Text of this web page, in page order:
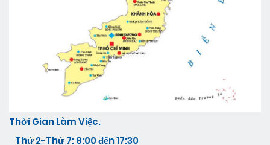
Thời Gian Làm Việc.
Thứ 2-Thứ 7: 8:00 đến 17:30